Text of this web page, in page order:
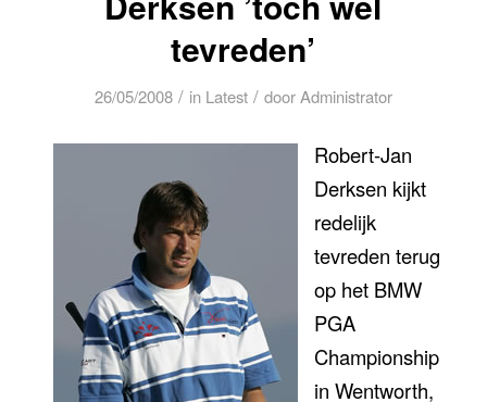
tevreden’
26/05/2008 / in Latest / door Administrator
Robert-Jan
Derksen kijkt
redelijk
tevreden terug
op het BMW
PGA
Championship
in Wentworth,